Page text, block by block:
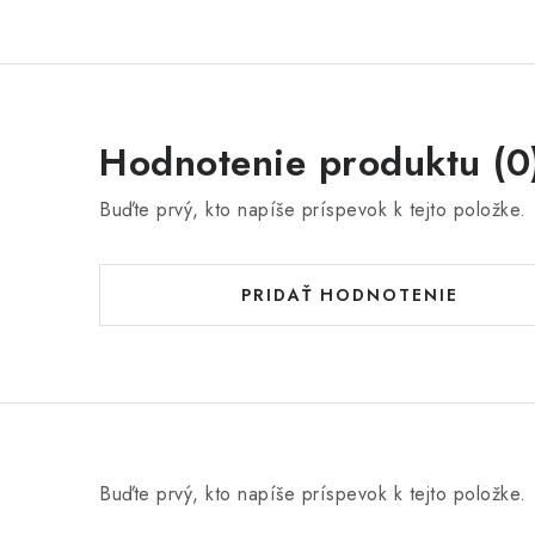
Hodnotenie produktu
Buďte prvý, kto napíše príspevok k tejto položke.
PRIDAŤ HODNOTENIE
Buďte prvý, kto napíše príspevok k tejto položke.